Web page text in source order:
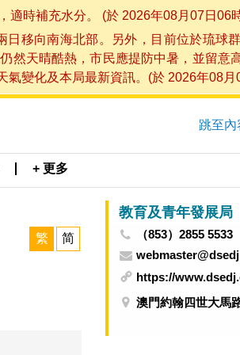
適時補充水分。 (於 2026年08月07日06
移向南海北部。另外，目前位於琉球
然天晴酷熱，市民應提防中暑，並留意
變化及本局最新資訊。(於 2026年08
跳至內
+ 更多
繁 简
教育及青年發展局
（853）2855 5533
https://
澳門約翰四世大馬